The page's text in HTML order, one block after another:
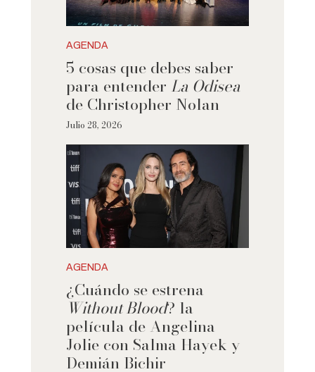
AGENDA
5 cosas que debes saber
para entender La Odisea
de Christopher Nolan
Julio 28, 2026
AGENDA
¿Cuándo se estrena
Without Blood? la
película de Angelina
Jolie con Salma Hayek y
Demián Bichir